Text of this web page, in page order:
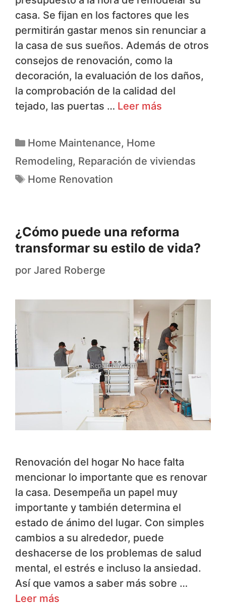
casa. Se fijan en los factores que les
permitirán gastar menos sin renunciar a
la casa de sus sueños. Además de otros
consejos de renovación, como la
decoración, la evaluación de los daños,
la comprobación de la calidad del
tejado, las puertas … Leer más
Home Maintenance, Home
Remodeling, Reparación de viviendas
Home Renovation
¿Cómo puede una reforma
transformar su estilo de vida?
por Jared Roberge
Renovación del hogar No hace falta
mencionar lo importante que es renovar
la casa. Desempeña un papel muy
importante y también determina el
estado de ánimo del lugar. Con simples
cambios a su alrededor, puede
deshacerse de los problemas de salud
mental, el estrés e incluso la ansiedad.
Así que vamos a saber más sobre …
Leer más